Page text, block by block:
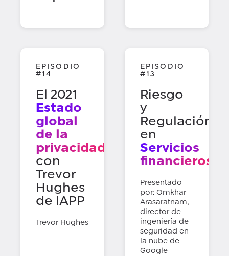
El 2021
Estado
global
de la
privacidad
con
Trevor
Hughes
de IAPP
EPISODIO
#14
Trevor Hughes
Riesgo
y
Regulación
en
Servicios
financieros
EPISODIO
#13
Presentado
por: Omkhar
Arasaratnam,
director de
ingeniería de
seguridad en
la nube de
Google